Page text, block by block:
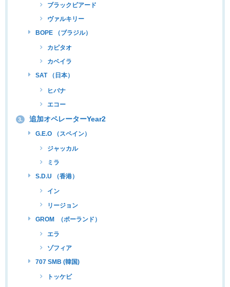
ブラックビアード
ヴァルキリー
BOPE （ブラジル）
カピタオ
カベイラ
SAT （日本）
ヒバナ
エコー
3. 追加オペレーターYear2
G.E.O （スペイン）
ジャッカル
ミラ
S.D.U （香港）
イン
リージョン
GROM （ポーランド）
エラ
ゾフィア
707 SMB (韓国)
トッケビ